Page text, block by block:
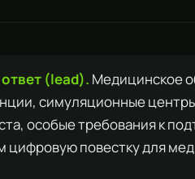
(lead). Медицинское
симуляционные
особые требования к
цифровую повестку для